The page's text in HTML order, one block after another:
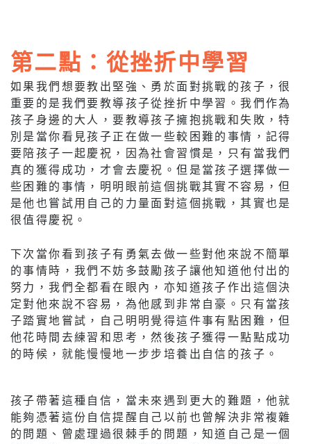
第二點：從挫折中學習
如果我們想要教出堅強、勇於面對挑戰的孩子，很
重要的是我們要教導孩子從挫折中學習。我們作為
孩子身邊的大人，要教導孩子擁抱挑戰和失敗，特
別是當你看見孩子正在做一些較困難的事情，記得
要陪孩子一起慶祝，因為社會習慣是，只有當我們
真的獲得成功，才會去慶祝。但是當孩子選擇做一
些困難的事情，明明眼前這個挑戰其實不容易，但
是他也嘗試用自己的力量面對這個挑戰，其實也是
很值得慶祝。
下次當你看到孩子有勇氣去做一些對他來說不簡單
的事情時，我們不妨多鼓勵孩子讓他知道他付出的
努力，我們全都看在眼內，亦知道孩子作出這個決
定對他來說不容易，為他感到非常自豪。只有當孩
子踏實地嘗試，自己明明覺得這件事有點困難，但
他花時間去練習和思考，然後孩子獲得一點點成功
的時候，就能慢慢地一步步培養出自信的孩子。
孩子帶著這種自信，當未來遇到更大的難題，他就
能夠憑著這份自信提醒自己以前也曾解決非常複雜
的問題、曾處理過很棘手的問題，知道自己是一個